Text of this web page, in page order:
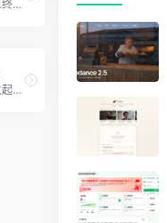
专注于成人终身学习的在线教育平台
清华大学发起建立的慕课平台